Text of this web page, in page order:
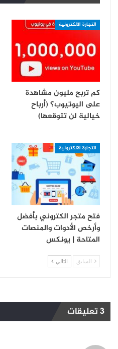
التجارة الالكترونية
كم تربح مليون مشاهدة
على اليوتيوب؟ (أرباح
خيالية لن تتوقعها)
التجارة الالكترونية
فتح متجر الكتروني بأفضل
وأرخص الأدوات والمنصات
المتاحة | يونكس
السابق التالي
3 تعليقات